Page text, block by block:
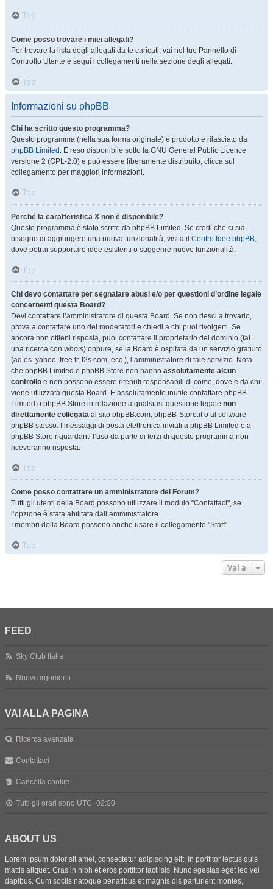
Top
Come posso trovare i miei allegati?
Per trovare la lista degli allegati da te caricati, vai nel tuo Pannello di
Controllo Utente e segui i collegamenti nella sezione degli allegati.
Top
Informazioni su phpBB
Chi ha scritto questo programma?
Questo programma (nella sua forma originale) è prodotto e rilasciato da
phpBB Limited . È reso disponibile sotto la GNU General Public Licence
versione 2 (GPL-2.0) e può essere liberamente distribuito; clicca sul
collegamento per maggiori informazioni.
Top
Perché la caratteristica X non è disponibile?
Questo programma è stato scritto da phpBB Limited. Se credi che ci sia
bisogno di aggiungere una nuova funzionalità, visita il Centro Idee phpBB,
dove potrai supportare idee esistenti o suggerire nuove funzionalità.
Top
Chi devo contattare per segnalare abusi e/o per questioni d’ordine legale
concernenti questa Board?
Devi contattare l’amministratore di questa Board. Se non riesci a trovarlo,
prova a contattare uno dei moderatori e chiedi a chi puoi rivolgerti. Se
ancora non ottieni risposta, puoi contattare il proprietario del dominio (fai
una ricerca con whois) oppure, se la Board è ospitata da un servizio gratuito
(ad es. yahoo, free.fr, f2s.com, ecc.), l’amministratore di tale servizio. Nota
che phpBB Limited e phpBB Store non hanno assolutamente alcun
controllo e non possono essere ritenuti responsabili di come, dove e da chi
viene utilizzata questa Board. È assolutamente inutile contattare phpBB
Limited o phpBB Store in relazione a qualsiasi questione legale non
direttamente collegata al sito phpBB.com, phpBB-Store.it o al software
phpBB stesso. I messaggi di posta elettronica inviati a phpBB Limited o a
phpBB Store riguardanti l’uso da parte di terzi di questo programma non
riceveranno risposta.
Top
Come posso contattare un amministratore del Forum?
Tutti gli utenti della Board possono utilizzare il modulo "Contattaci", se
l’opzione è stata abilitata dall’amministratore.
I membri della Board possono anche usare il collegamento "Staff".
Top
Vai a
FEED
Sky Club Italia
Nuovi argomenti
VAI ALLA PAGINA
Ricerca avanzata
Contattaci
Cancella cookie
Tutti gli orari sono UTC+02:00
ABOUT US
Lorem ipsum dolor sit amet, consectetur adipiscing elit. In porttitor lectus quis
mattis aliquet. Cras in nibh et eros porttitor facilisis. Nunc egestas eget leo vel
dapibus. Cum sociis natoque penatibus et magnis dis parturient montes,